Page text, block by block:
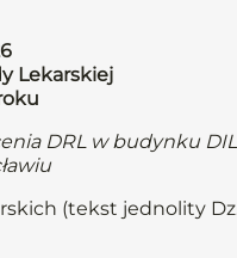
Lekarskiej
DRL w budynku
(tekst jednolity Dz.